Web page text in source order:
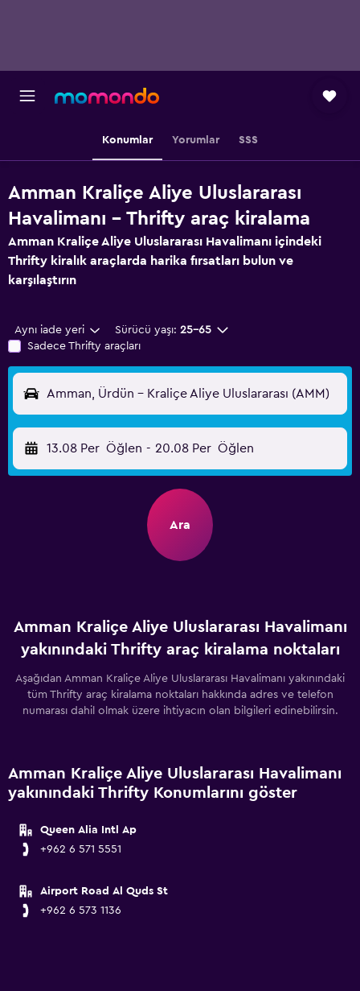
Konumlar Yorumlar SSS
Amman Kraliçe Aliye Uluslararası
Havalimanı - Thrifty araç kiralama
Amman Kraliçe Aliye Uluslararası Havalimanı içindeki
Thrifty kiralık araçlarda harika fırsatları bulun ve
karşılaştırın
Aynı iade yeri Sürücü yaşı: 25-65
Sadece Thrifty araçları
Amman, Ürdün - Kraliçe Aliye Uluslararası (AMM)
13.08 Per Öğlen - 20.08 Per Öğlen
Ara
Amman Kraliçe Aliye Uluslararası Havalimanı
yakınındaki Thrifty araç kiralama noktaları
Aşağıdan Amman Kraliçe Aliye Uluslararası Havalimanı yakınındaki
tüm Thrifty araç kiralama noktaları hakkında adres ve telefon
numarası dahil olmak üzere ihtiyacın olan bilgileri edinebilirsin.
Amman Kraliçe Aliye Uluslararası Havalimanı
yakınındaki Thrifty Konumlarını göster
Queen Alia Intl Ap
+962 6 571 5551
Airport Road Al Quds St
+962 6 573 1136